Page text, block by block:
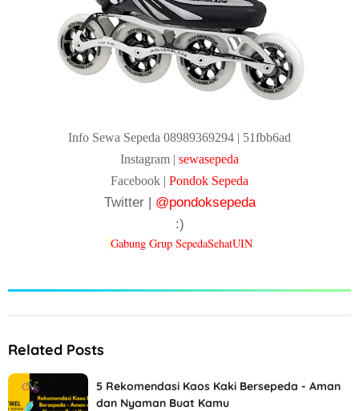
Info Sewa Sepeda 08989369294 | 51fbb6ad
Instagram | sewasepeda
Facebook | Pondok Sepeda
Twitter | @pondoksepeda
:)
Gabung Grup SepedaSehatUIN
Related Posts
5 Rekomendasi Kaos Kaki Bersepeda - Aman
dan Nyaman Buat Kamu